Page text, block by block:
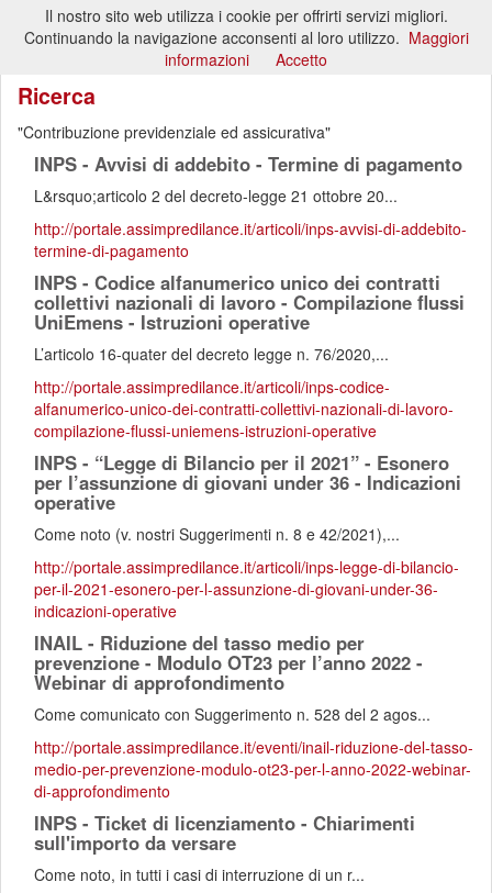
Ricerca
Contribuzione previdenziale ed assicurativa
INPS - Avvisi di addebito - Termine di pagamento
L&rsquo;articolo 2 del decreto-legge 21 ottobre 20...
http://portale.assimpredilance.it/articoli/inps-avvisi-di-addebito-
termine-di-pagamento
INPS - Codice alfanumerico unico dei contratti
collettivi nazionali di lavoro - Compilazione flussi
UniEmens - Istruzioni operative
L’articolo 16-quater del decreto legge n. 76/2020,...
http://portale.assimpredilance.it/articoli/inps-codice-
alfanumerico-unico-dei-contratti-collettivi-nazionali-di-lavoro-
compilazione-flussi-uniemens-istruzioni-operative
INPS - “Legge di Bilancio per il 2021” - Esonero
per l’assunzione di giovani under 36 - Indicazioni
operative
Come noto (v. nostri Suggerimenti n. 8 e 42/2021),...
http://portale.assimpredilance.it/articoli/inps-legge-di-bilancio-
per-il-2021-esonero-per-l-assunzione-di-giovani-under-36-
indicazioni-operative
INAIL - Riduzione del tasso medio per
prevenzione - Modulo OT23 per l’anno 2022 -
Webinar di approfondimento
Come comunicato con Suggerimento n. 528 del 2 agos...
http://portale.assimpredilance.it/eventi/inail-riduzione-del-tasso-
medio-per-prevenzione-modulo-ot23-per-l-anno-2022-webinar-
di-approfondimento
INPS - Ticket di licenziamento - Chiarimenti
sull'importo da versare
Come noto, in tutti i casi di interruzione di un r...
Il nostro sito web utilizza i cookie per offrirti servizi migliori.
Continuando la navigazione acconsenti al loro utilizzo. Maggiori
informazioni
Accetto